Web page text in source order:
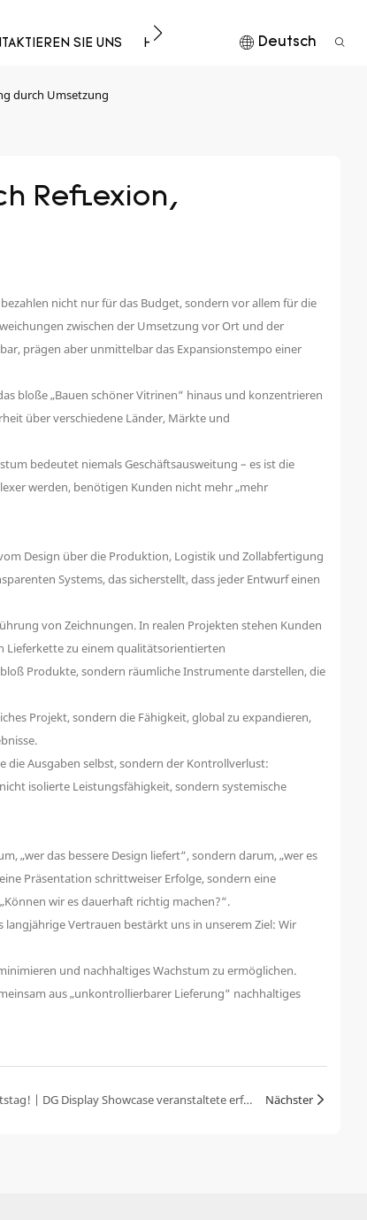
SIE UNS HERUNTERLADEN Deutsch
durch Umsetzung
Reflexion,
nicht nur für das Budget, sondern vor allem für die
zwischen der Umsetzung vor Ort und der
prägen aber unmittelbar das Expansionstempo einer
bloße „Bauen schöner Vitrinen“ hinaus und konzentrieren
über verschiedene Länder, Märkte und
bedeutet niemals Geschäftsausweitung – es ist die
werden, benötigen Kunden nicht mehr „mehr
Design über die Produktion, Logistik und Zollabfertigung
Systems, das sicherstellt, dass jeder Entwurf einen
von Zeichnungen. In realen Projekten stehen Kunden
Lieferkette zu einem qualitätsorientierten
Produkte, sondern räumliche Instrumente darstellen, die
Projekt, sondern die Fähigkeit, global zu expandieren,
die Ausgaben selbst, sondern der Kontrollverlust:
isolierte Leistungsfähigkeit, sondern systemische
„wer das bessere Design liefert“, sondern darum, „wer es
Präsentation schrittweiser Erfolge, sondern eine
wir es dauerhaft richtig machen?“.
langjährige Vertrauen bestärkt uns in unserem Ziel: Wir
und nachhaltiges Wachstum zu ermöglichen.
aus „unkontrollierbarer Lieferung“ nachhaltiges
Herzliche Grüße, alles Gute zum Geburtstag! | DG Display Showcase veranstaltete erfolgreich die Geburtstagsfeier für Mitarbeiter im ersten Quartal. Nächster